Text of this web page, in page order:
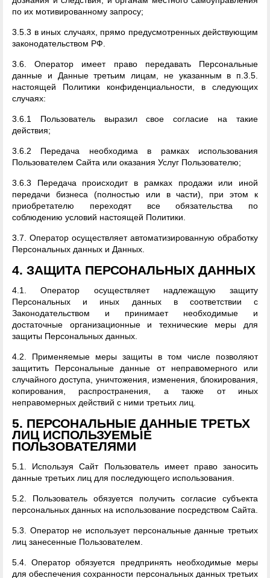
по их мотивированному запросу;
3.5.3 в иных случаях, прямо предусмотренных действующим
законодательством РФ.
3.6. Оператор имеет право передавать Персональные
данные и Данные третьим лицам, не указанным в п.3.5.
настоящей Политики конфиденциальности, в следующих
случаях:
3.6.1 Пользователь выразил свое согласие на такие
действия;
3.6.2 Передача необходима в рамках использования
Пользователем Сайта или оказания Услуг Пользователю;
3.6.3 Передача происходит в рамках продажи или иной
передачи бизнеса (полностью или в части), при этом к
приобретателю переходят все обязательства по
соблюдению условий настоящей Политики.
3.7. Оператор осуществляет автоматизированную обработку
Персональных данных и Данных.
4. ЗАЩИТА ПЕРСОНАЛЬНЫХ ДАННЫХ
4.1. Оператор осуществляет надлежащую защиту
Персональных и иных данных в соответствии с
Законодательством и принимает необходимые и
достаточные организационные и технические меры для
защиты Персональных данных.
4.2. Применяемые меры защиты в том числе позволяют
защитить Персональные данные от неправомерного или
случайного доступа, уничтожения, изменения, блокирования,
копирования, распространения, а также от иных
неправомерных действий с ними третьих лиц.
5. ПЕРСОНАЛЬНЫЕ ДАННЫЕ ТРЕТЬХ
ЛИЦ ИСПОЛЬЗУЕМЫЕ
ПОЛЬЗОВАТЕЛЯМИ
5.1. Используя Сайт Пользователь имеет право заносить
данные третьих лиц для последующего использования.
5.2. Пользователь обязуется получить согласие субъекта
персональных данных на использование посредством Сайта.
5.3. Оператор не использует персональные данные третьих
лиц занесенные Пользователем.
5.4. Оператор обязуется предпринять необходимые меры
для обеспечения сохранности персональных данных третьих